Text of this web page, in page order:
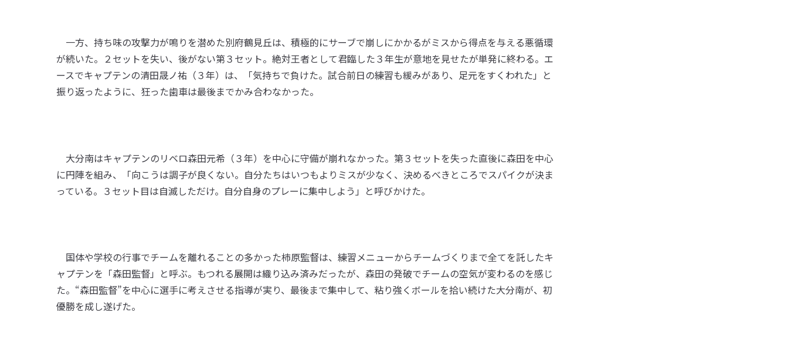
一方、持ち味の攻撃力が鳴りを潜めた別府鶴見丘は、積極的にサーブで崩しにかかるがミスから得点を与える悪循環
が続いた。２セットを失い、後がない第３セット。絶対王者として君臨した３年生が意地を見せたが単発に終わる。エ
ースでキャプテンの清田晟ノ祐（３年）は、「気持ちで負けた。試合前日の練習も緩みがあり、足元をすくわれた」と
振り返ったように、狂った歯車は最後までかみ合わなかった。
大分南はキャプテンのリベロ森田元希（３年）を中心に守備が崩れなかった。第３セットを失った直後に森田を中心
に円陣を組み、「向こうは調子が良くない。自分たちはいつもよりミスが少なく、決めるべきところでスパイクが決ま
っている。３セット目は自滅しただけ。自分自身のプレーに集中しよう」と呼びかけた。
国体や学校の行事でチームを離れることの多かった柿原監督は、練習メニューからチームづくりまで全てを託したキ
ャプテンを「森田監督」と呼ぶ。もつれる展開は織り込み済みだったが、森田の発破でチームの空気が変わるのを感じ
た。“森田監督”を中心に選手に考えさせる指導が実り、最後まで集中して、粘り強くボールを拾い続けた大分南が、初
優勝を成し遂げた。